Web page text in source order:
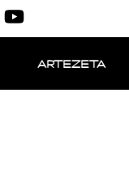
ARTEZETA